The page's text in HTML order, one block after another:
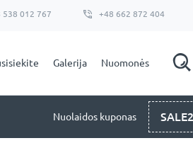
538 012 767 +48 662 872 404
Galerija Nuomonės
Nuolaidos kuponas